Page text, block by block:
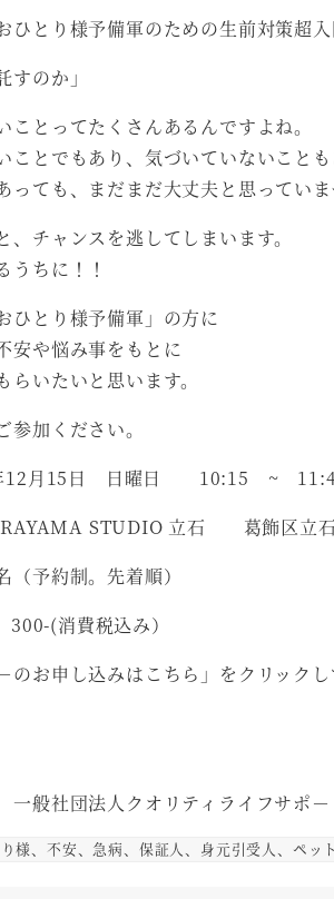
ひとり様予備軍のための生前対策超入
すのか」
ことってたくさんあるんですよね。
ことでもあり、気づいていないことも
っても、まだまだ大丈夫と思っていま
、チャンスを逃してしまいます。
うちに！！
ひとり様予備軍」の方に
安や悩み事をもとに
いたいと思います。
参加ください。
12月15日 日曜日 10:15 ~
STUDIO 立石 葛飾区立
約制。先着順）
(消費税込み）
のお申し込みはこちら」をクリックし
般社団法人クオリティライフサポ－
様、不安、急病、保証人、身元引受人、ペ